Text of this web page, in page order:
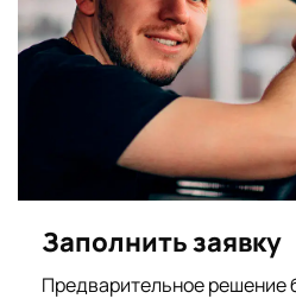
Заполнить заявку
Предварительное решение